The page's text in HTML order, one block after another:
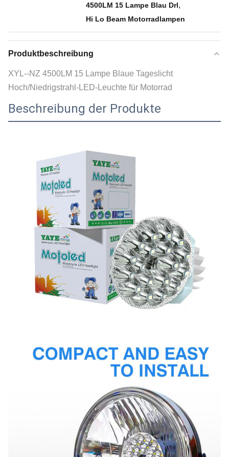
4500LM 15 Lampe Blau Drl,
Hi Lo Beam Motorradlampen
Produktbeschreibung
XYL--NZ 4500LM 15 Lampe Blaue Tageslicht
Hoch/Niedrigstrahl-LED-Leuchte für Motorrad
Beschreibung der Produkte